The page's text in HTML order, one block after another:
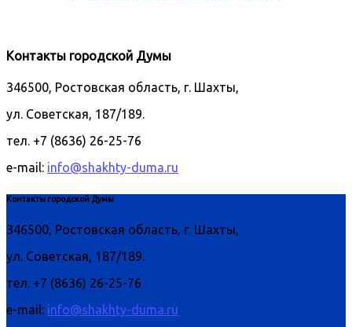
Контакты городской Думы
346500, Ростовская область, г. Шахты,
ул. Советская, 187/189.
тел. +7 (8636) 26-25-76
e-mail: info@shakhty-duma.ru
Контакты городской Думы
346500, Ростовская область, г. Шахты,
ул. Советская, 187/189.
тел. +7 (8636) 26-25-76
e-mail: info@shakhty-duma.ru